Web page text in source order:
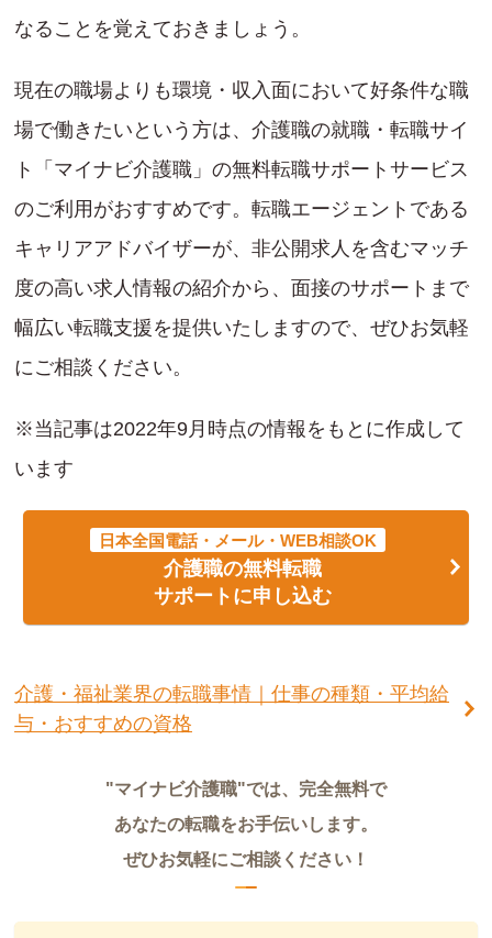
なることを覚えておきましょう。
現在の職場よりも環境・収入面において好条件な職
場で働きたいという方は、介護職の就職・転職サイ
ト「マイナビ介護職」の無料転職サポートサービス
のご利用がおすすめです。転職エージェントである
キャリアアドバイザーが、非公開求人を含むマッチ
度の高い求人情報の紹介から、面接のサポートまで
幅広い転職支援を提供いたしますので、ぜひお気軽
にご相談ください。
※当記事は2022年9月時点の情報をもとに作成して
います
日本全国電話・メール・WEB相談OK
介護職の無料転職
サポートに申し込む
介護・福祉業界の転職事情｜仕事の種類・平均給
与・おすすめの資格
"マイナビ介護職"では、完全無料で
あなたの転職をお手伝いします。
ぜひお気軽にご相談ください！